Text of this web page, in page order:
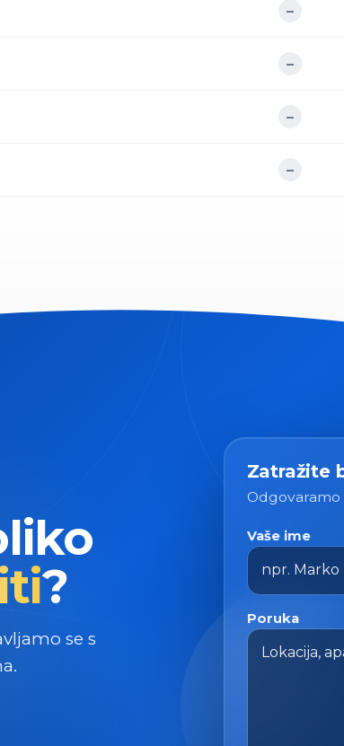
–
–
–
–
?
se s
Zatražite
Odgovaramo
Vaše ime
Poruka